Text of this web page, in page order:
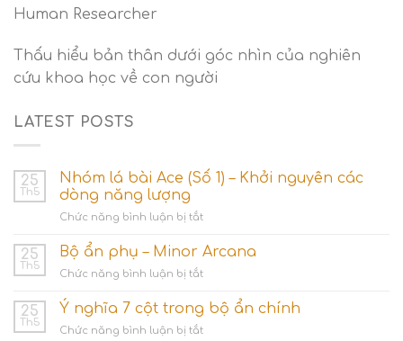
Human Researcher
Thấu hiểu bản thân dưới góc nhìn của nghiên
cứu khoa học về con người
LATEST POSTS
25
Th5
Nhóm lá bài Ace (Số 1) – Khởi nguyên các
dòng năng lượng
Chức năng bình luận bị tắtở
lá
Ace
1)
25
Th5
Bộ ẩn phụ – Minor Arcana
Chức năng bình luận bị tắtở
ẩn
phụ
–
25
Th5
Ý nghĩa 7 cột trong bộ ẩn chính
Chức năng bình luận bị tắtở